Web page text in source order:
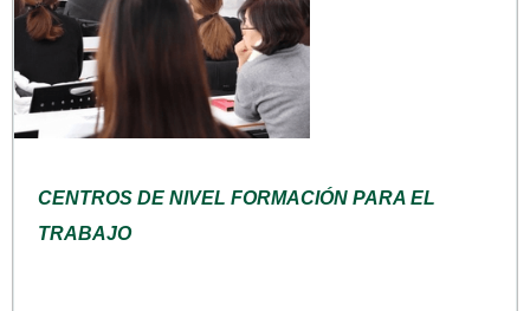
CENTROS DE NIVEL FORMACIÓN PARA EL
TRABAJO